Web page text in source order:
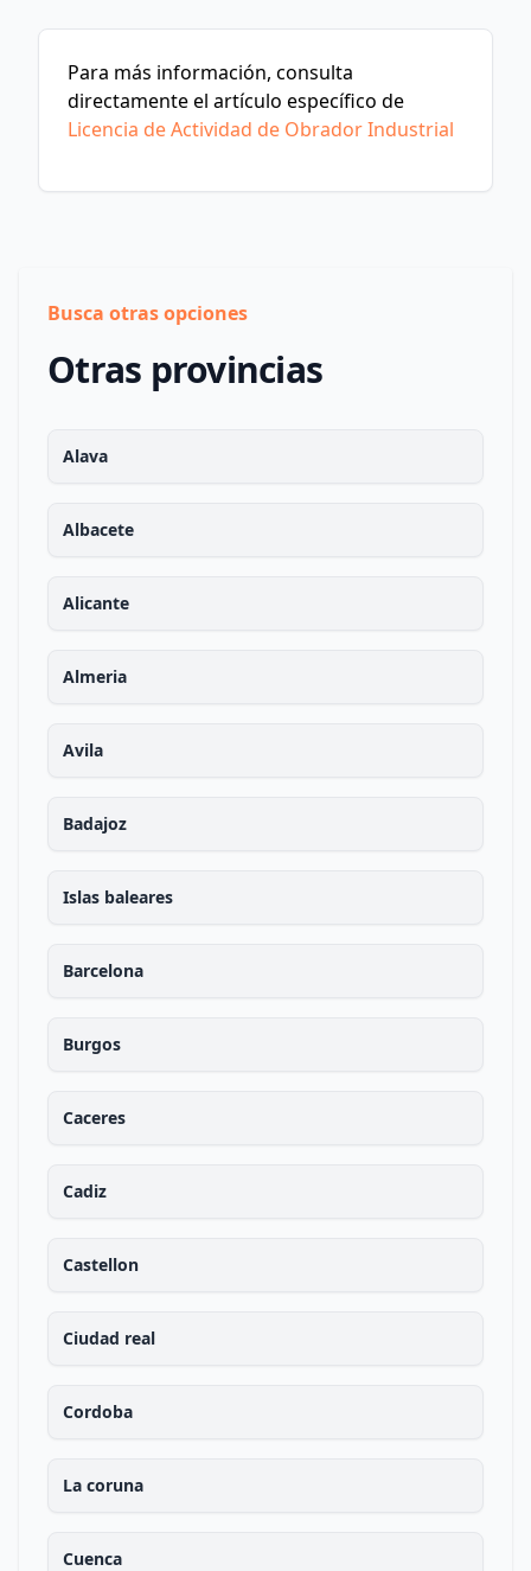
Para más información, consulta
directamente el artículo específico de
Licencia de Actividad de Obrador Industrial
Busca otras opciones
Otras provincias
Alava
Albacete
Alicante
Almeria
Avila
Badajoz
Islas baleares
Barcelona
Burgos
Caceres
Cadiz
Castellon
Ciudad real
Cordoba
La coruna
Cuenca